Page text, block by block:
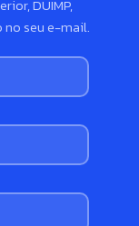
DUIMP,
seu e-mail.